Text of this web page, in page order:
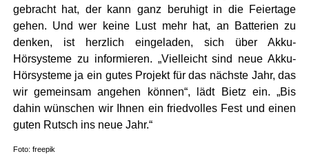
gebracht hat, der kann ganz beruhigt in die Feiertage
gehen. Und wer keine Lust mehr hat, an Batterien zu
denken, ist herzlich eingeladen, sich über Akku-
Hörsysteme zu informieren. „Vielleicht sind neue Akku-
Hörsysteme ja ein gutes Projekt für das nächste Jahr, das
wir gemeinsam angehen können“, lädt Bietz ein. „Bis
dahin wünschen wir Ihnen ein friedvolles Fest und einen
guten Rutsch ins neue Jahr.“
Foto: freepik